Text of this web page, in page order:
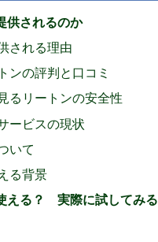
供されるのか
される理由
ンの評判と口コミ
るリートンの安全性
ービスの現状
いて
る背景
える？ 実際に試してみる